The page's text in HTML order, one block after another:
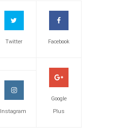
Facebook
Twitter
Google
Plus
Instagram